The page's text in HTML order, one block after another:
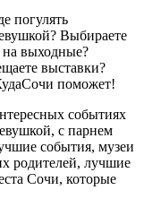
погулять
Выбираете
на выходные?
выставки?
поможет!
событиях
с парнем
события, музеи
родителей, лучшие
Сочи, которые